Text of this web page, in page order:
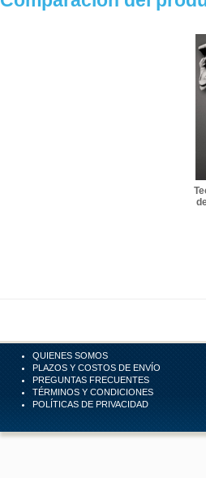
QUIENES SOMOS
PLAZOS Y COSTOS DE ENVÍO
PREGUNTAS FRECUENTES
TÉRMINOS Y CONDICIONES
POLÍTICAS DE PRIVACIDAD